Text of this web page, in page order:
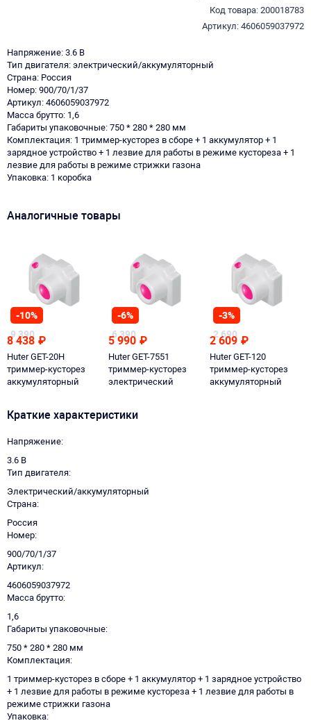
Код товара: 200018783
Артикул: 4606059037972
Напряжение: 3.6 В
Тип двигателя: электрический/аккумуляторный
Страна: Россия
Номер: 900/70/1/37
Артикул: 4606059037972
Масса брутто: 1,6
Габариты упаковочные: 750 * 280 * 280 мм
Комплектация: 1 триммер-кусторез в сборе + 1 аккумулятор + 1
зарядное устройство + 1 лезвие для работы в режиме кустореза + 1
лезвие для работы в режиме стрижки газона
Упаковка: 1 коробка
Аналогичные товары
-10%
9 390
8 438 ₽
Huter GET-20H
триммер-кусторез
аккумуляторный
-6%
6 390
5 990 ₽
Huter GET-7551
триммер-кусторез
электрический
-3%
2 690
2 609 ₽
Huter GET-120
триммер-кусторез
аккумуляторный
Краткие характеристики
Напряжение
3.6 В
Тип двигателя
Электрический/аккумуляторный
Страна
Россия
Номер
900/70/1/37
Артикул
4606059037972
Масса брутто
1,6
Габариты упаковочные
750 * 280 * 280 мм
Комплектация
1 триммер-кусторез в сборе + 1 аккумулятор + 1 зарядное устройство
+ 1 лезвие для работы в режиме кустореза + 1 лезвие для работы в
режиме стрижки газона
Упаковка